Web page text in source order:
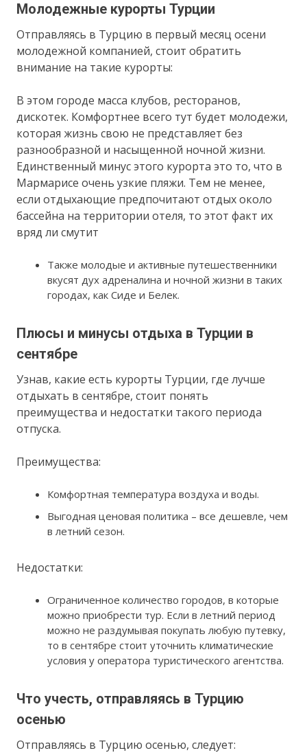
Молодежные курорты Турции
Отправляясь в Турцию в первый месяц осени
молодежной компанией, стоит обратить
внимание на такие курорты:
В этом городе масса клубов, ресторанов,
дискотек. Комфортнее всего тут будет молодежи,
которая жизнь свою не представляет без
разнообразной и насыщенной ночной жизни.
Единственный минус этого курорта это то, что в
Мармарисе очень узкие пляжи. Тем не менее,
если отдыхающие предпочитают отдых около
бассейна на территории отеля, то этот факт их
вряд ли смутит
Также молодые и активные путешественники
вкусят дух адреналина и ночной жизни в таких
городах, как Сиде и Белек.
Плюсы и минусы отдыха в Турции в
сентябре
Узнав, какие есть курорты Турции, где лучше
отдыхать в сентябре, стоит понять
преимущества и недостатки такого периода
отпуска.
Преимущества:
Комфортная температура воздуха и воды.
Выгодная ценовая политика – все дешевле, чем
в летний сезон.
Недостатки:
Ограниченное количество городов, в которые
можно приобрести тур. Если в летний период
можно не раздумывая покупать любую путевку,
то в сентябре стоит уточнить климатические
условия у оператора туристического агентства.
Что учесть, отправляясь в Турцию
осенью
Отправляясь в Турцию осенью, следует: